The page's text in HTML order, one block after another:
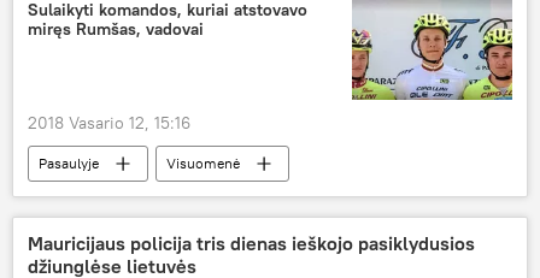
Sulaikyti komandos, kuriai atstovavo
miręs Rumšas, vadovai
2018 Vasario 12, 15:16
Pasaulyje
Visuomenė
Raimondas Rumšas
Linas Rumšas
dviračių sportas
dopingas
Mauricijaus policija tris dienas ieškojo pasiklydusios
džiunglėse lietuvės